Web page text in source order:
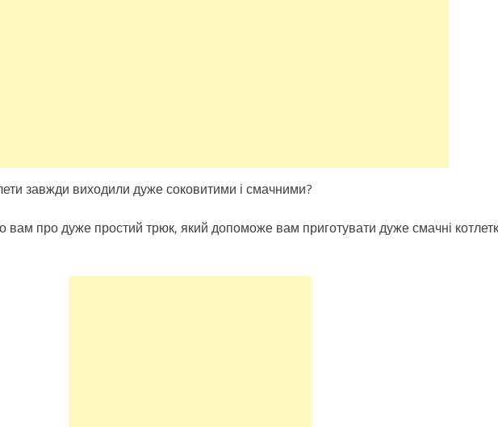
завжди виходили дуже соковитими і смачними?
вам про дуже простий трюк, який допоможе вам приготувати дуже смачні